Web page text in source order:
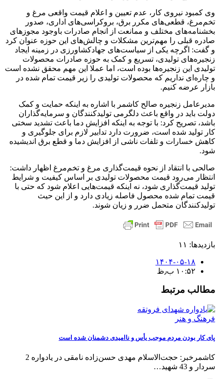
وی کمبود نیروی کار، عدم تعیین و اعلام قیمت واقعی مرغ و
تخم‌مرغ‌، قطعی‌های مکرر برق، بروکراسی‌های اداری، صدور
بخشنامه‌های مختلف و ممانعت از انجام صادرات باوجود مجوزهای
صادره قبلی را مهم‌ترین مشکلات و چالش‌های این حوزه عنوان کرد
و گفت: اگرچه یکی از سیاست‌های جهادکشاورزی در زمینه ایجاد
زنجیره‌های تولیدی، تسریع و کمک به حوزه صادرات محصولات
تولیدی این زنجیره‌ها بوده است، اما عملا این مهم محقق نشده است
و چاره‌ای نداریم که محصولات تولیدی را زیر قیمت تمام شده در
بازار عرضه کنیم.
مدیرعامل زنجیره صالح کاشمر با اشاره به اینکه حمایت و کمک
دولت باید در واقع باعث دلگرمی تولیدکنندگان و سرمایه‌گذاران
باشد، تصریح کرد: با توجه به اینکه افزایش دما باعث تشدید سختی
کار تولید شده است، ضرورت دارد تدابیر لازم برای جلوگیری و
کاهش خسارات و تلفات ناشی از افزایش دما و قطع برق اندیشیده
شود.
صالحی با انتقاد از نحوه قیمت‌گذاری مرغ و تخم‌مرغ اظهار داشت:
انتظار می‌رود قیمت محصولات تولیدی بر اساس کیفیت و شرایط
تولید قیمت‌گذاری شود، نه اینکه قیمت‌هایی اعلام شود که حتی با
قیمت تمام شده محصول فاصله زیادی دارد و از این حیث
تولیدکنندگان متحمل ضرر و زیان شوند.
بازدیدها: ۱۱
۱۴۰۴-۰۵-۱۸
۱۰:۵۲ ب٫ظ
مطالب مرتبط
فرهنگ و هنر
پای کار بودن مردم موجب یأس و ناامیدی دشمنان شده است
کاشمرخبر: حجت‌الاسلام مهدی حسن‌زاده نامقی در یادواره 2
سردار و 43 شهید
…